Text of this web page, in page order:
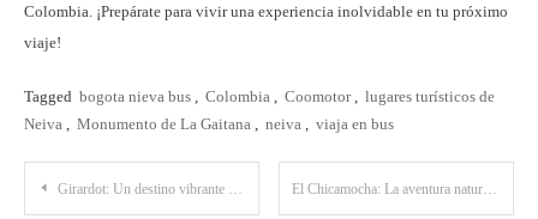
Colombia. ¡Prepárate para vivir una experiencia inolvidable en tu próximo
viaje!
Tagged bogota nieva bus Colombia Coomotor
lugares turísticos de
Neiva
Monumento de La Gaitana neiva viaja en bus
Post
Girardot: Un destino vibrante para los amantes del sol